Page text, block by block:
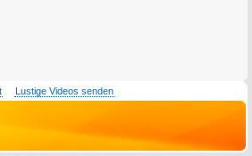
Lustige Videos senden